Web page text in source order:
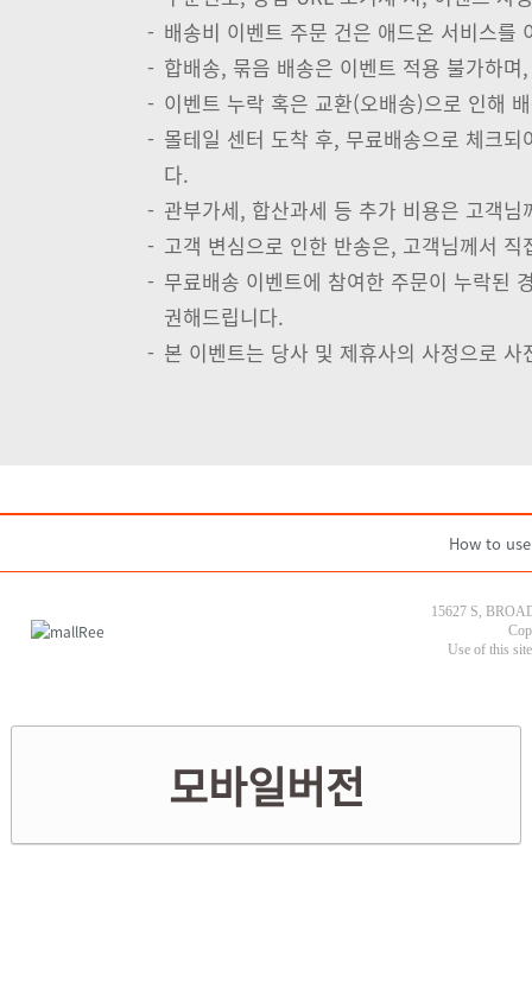
- 배송비 이벤트 주문 건은 애드온 서비스를
- 합배송, 묶음 배송은 이벤트 적용 불가하
- 이벤트 누락 혹은 교환(오배송)으로 인해
- 몰테일 센터 도착 후, 무료배송으로 체크
다.
- 관부가세, 합산과세 등 추가 비용은 고객
- 고객 변심으로 인한 반송은, 고객님께서
- 무료배송 이벤트에 참여한 주문이 누락된
권해드립니다.
- 본 이벤트는 당사 및 제휴사의 사정으로
How to use
15627 S,
Use of this
모바일버전